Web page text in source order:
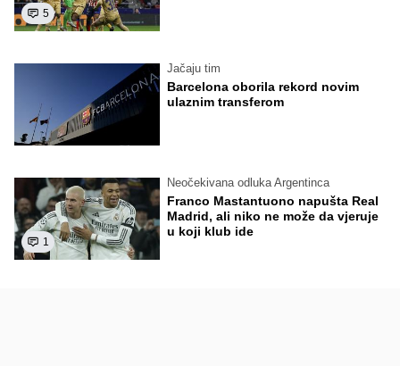
5
Jačaju tim
Barcelona oborila rekord novim
ulaznim transferom
1
Neočekivana odluka Argentinca
Franco Mastantuono napušta Real
Madrid, ali niko ne može da vjeruje
u koji klub ide